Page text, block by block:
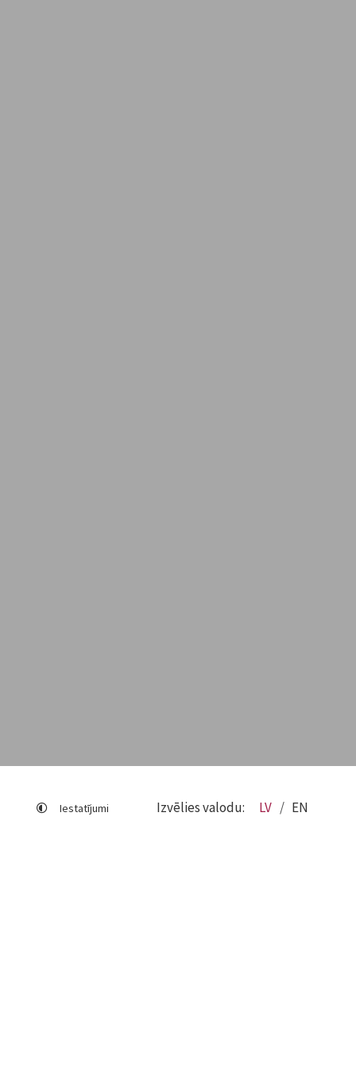
Iestatījumi Izvēlies valodu: LV EN